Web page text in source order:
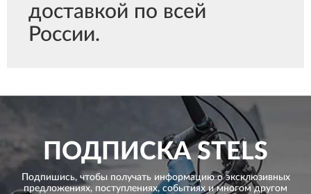
доставкой по всей
России.
ПОДПИСКАSTELS
Подпишись, чтобы получать информацию о эксклюзивных
предложениях, поступлениях, событиях и многом другом